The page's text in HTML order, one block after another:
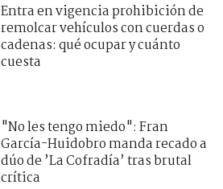
Entra en vigencia prohibición de
remolcar vehículos con cuerdas o
cadenas: qué ocupar y cuánto
cuesta
"No les tengo miedo": Fran
García-Huidobro manda recado a
dúo de ’La Cofradía’ tras brutal
crítica